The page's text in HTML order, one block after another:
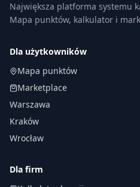
Największa platforma systemu
Mapa punktów, kalkulator i
Dla użytkowników
Mapa punktów
Marketplace
Warszawa
Kraków
Wrocław
Dla firm